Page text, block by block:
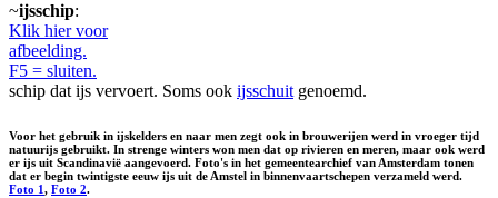
~ijsschip:
Klik hier voor
afbeelding.
F5 = sluiten.
schip dat ijs vervoert. Soms ook ijsschuit genoemd.
Voor het gebruik in ijskelders en naar men zegt ook in brouwerijen werd in vroeger tijd
natuurijs gebruikt. In strenge winters won men dat op rivieren en meren, maar ook werd
er ijs uit Scandinavië aangevoerd. Foto's in het gemeentearchief van Amsterdam tonen
dat er begin twintigste eeuw ijs uit de Amstel in binnenvaartschepen verzameld werd.
Foto 1, Foto 2.